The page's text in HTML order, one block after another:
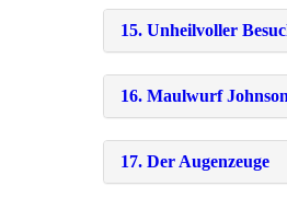
15. Unheilvoller
16. Maulwurf Johnson
17. Der Augenzeuge